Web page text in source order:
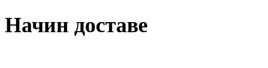
Начин доставе